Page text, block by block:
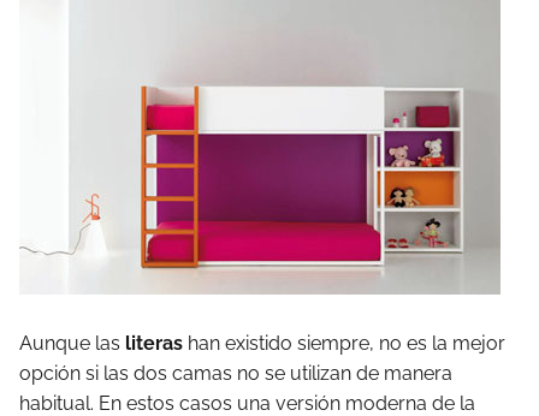
Aunque las literas han existido siempre, no es la mejor
opción si las dos camas no se utilizan de manera
habitual. En estos casos una versión moderna de la